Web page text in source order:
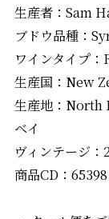
生産者：Sam
ブドウ品種：
ワインタイプ
生産国：New
生産地：North
ベイ
ヴィンテージ：
商品CD：65398